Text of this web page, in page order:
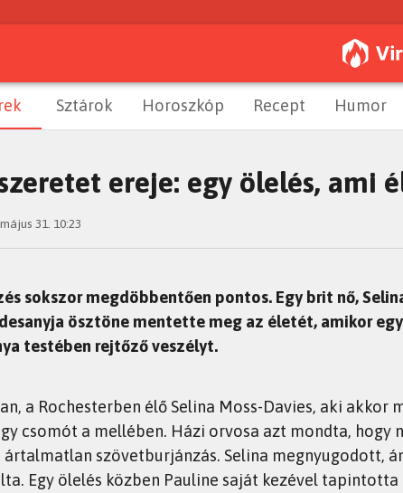
Sztárok Horoszkóp Recept Humor
ereje: egy ölelés, ami
31. 10:23
sokszor megdöbbentően pontos. Egy brit nő,
ösztöne mentette meg az életét, amikor
testében rejtőző veszélyt.
a Rochesterben élő Selina Moss-Davies, aki akkor
csomót a mellében. Házi orvosa azt mondta, hogy
ártalmatlan szövetburjánzás. Selina megnyugodott,
Egy ölelés közben Pauline saját kezével tapintotta